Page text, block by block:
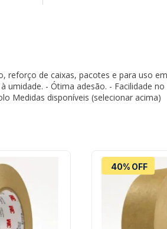
reforço de caixas, pacotes e para uso
- Ótima adesão. - Facilidade
Medidas disponíveis (selecionar acima)
40% OFF